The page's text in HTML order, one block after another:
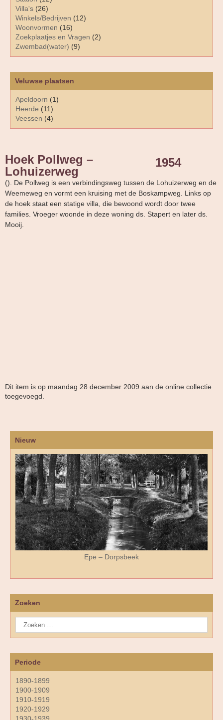
Villa's (26)
Winkels/Bedrijven (12)
Woonvormen (16)
Zoekplaatjes en Vragen (2)
Zwembad(water) (9)
Veluwse plaatsen
Apeldoorn (1)
Heerde (11)
Veessen (4)
Hoek Pollweg –
Lohuizerweg
1954
(). De Pollweg is een verbindingsweg tussen de Lohuizerweg en de
Weemeweg en vormt een kruising met de Boskampweg. Links op
de hoek staat een statige villa, die bewoond wordt door twee
families. Vroeger woonde in deze woning ds. Stapert en later ds.
Mooij.
Dit item is op maandag 28 december 2009 aan de online collectie
toegevoegd.
Nieuw
Epe – Dorpsbeek
Zoeken
Periode
1890-1899
1900-1909
1910-1919
1920-1929